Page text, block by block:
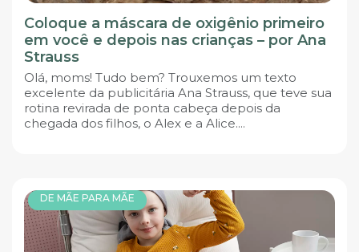
Coloque a máscara de oxigênio primeiro
em você e depois nas crianças – por Ana
Strauss
Olá, moms! Tudo bem? Trouxemos um texto
excelente da publicitária Ana Strauss, que teve sua
rotina revirada de ponta cabeça depois da
chegada dos filhos, o Alex e a Alice....
DE MÃE PARA MÃE